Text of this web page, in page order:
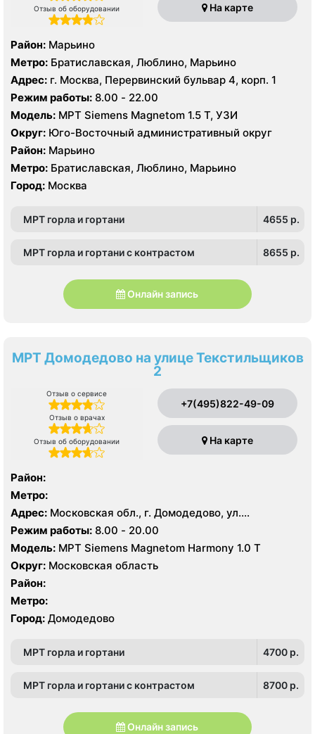
Отзыв об оборудовании На карте
Район: Марьино
Метро: Братиславская, Люблино, Марьино
Адрес: г. Москва, Перервинский бульвар 4, корп. 1
Режим работы: 8.00 - 22.00
Модель: МРТ Siemens Magnetom 1.5 Т, УЗИ
Округ: Юго-Восточный административный округ
Район: Марьино
Метро: Братиславская, Люблино, Марьино
Город: Москва
МРТ горла и гортани 4655 p.
МРТ горла и гортани с контрастом 8655 p.
Онлайн запись
МРТ Домодедово на улице Текстильщиков
2
Отзыв о сервисе
Отзыв о врачах
Отзыв об оборудовании
+7(495)822-49-09
На карте
Район:
Метро:
Адрес: Московская обл., г. Домодедово, ул.
Текстильщиков д 2
Режим работы: 8.00 - 20.00
Модель: МРТ Siemens Magnetom Harmony 1.0 Т
Округ: Московская область
Район:
Метро:
Город: Домодедово
МРТ горла и гортани 4700 p.
МРТ горла и гортани с контрастом 8700 p.
Онлайн запись